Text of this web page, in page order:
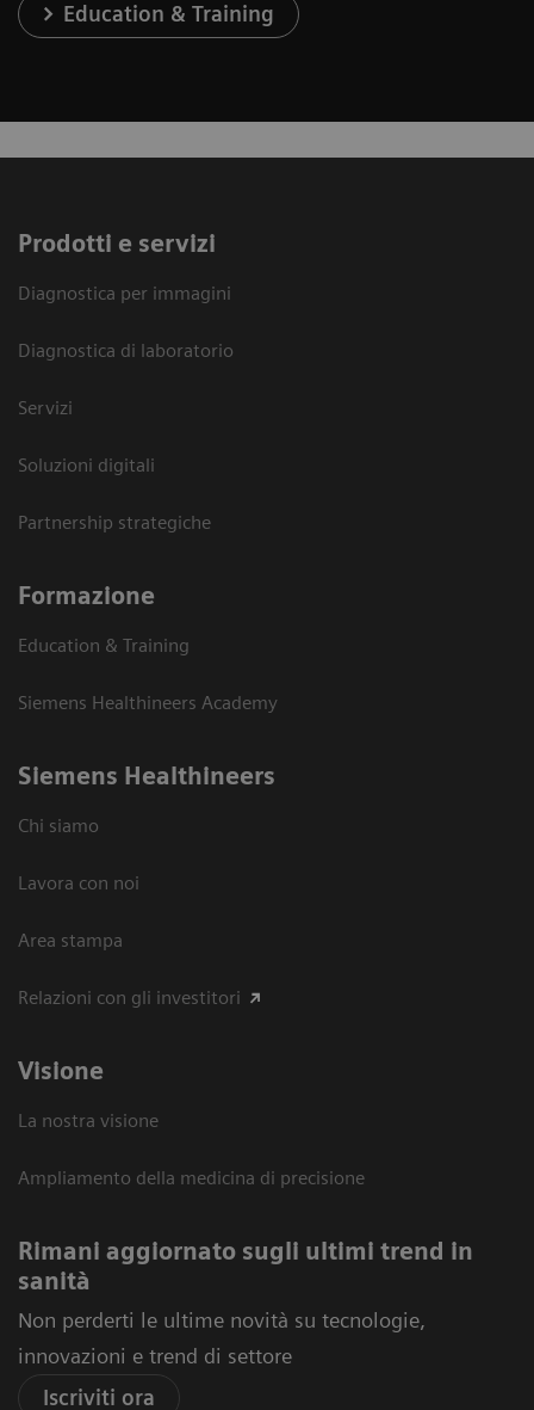
Education & Training
Prodotti e servizi
Diagnostica per immagini
Diagnostica di laboratorio
Servizi
Soluzioni digitali
Partnership strategiche
Formazione
Education & Training
Siemens Healthineers Academy
Siemens Healthineers
Chi siamo
Lavora con noi
Area stampa
Relazioni con gli investitori
Visione
La nostra visione
Ampliamento della medicina di precisione
Rimani aggiornato sugli ultimi trend in
sanità
Non perderti le ultime novità su tecnologie,
innovazioni e trend di settore
Iscriviti ora